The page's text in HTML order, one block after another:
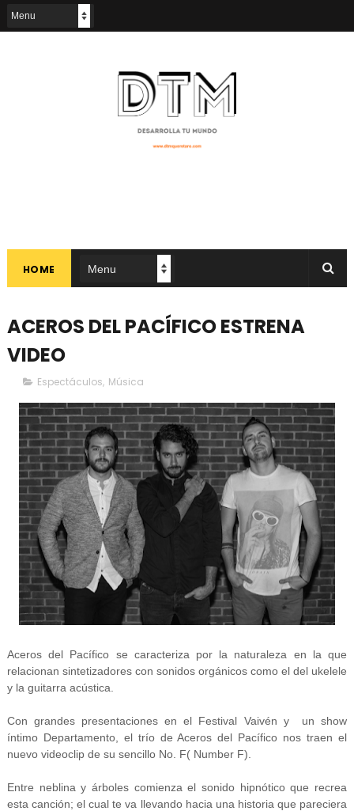
HOME
ACEROS DEL PACÍFICO ESTRENA
VIDEO
Espectáculos, Música
Aceros del Pacífico se caracteriza por la naturaleza en la que
relacionan sintetizadores con sonidos orgánicos como el del ukelele
y la guitarra acústica.
Con grandes presentaciones en el Festival Vaivén y un show
íntimo Departamento, el trío de Aceros del Pacífico nos traen el
nuevo videoclip de su sencillo No. F( Number F).
Entre neblina y árboles comienza el sonido hipnótico que recrea
esta canción; el cual te va llevando hacia una historia que pareciera